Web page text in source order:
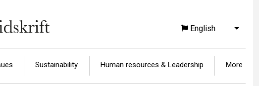
English List
Sustainability Human resources & Leadership More